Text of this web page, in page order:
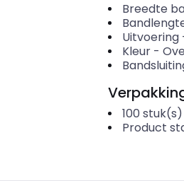
Breedte
Uitvoering
Kleur-
100 stuk(s)
Product